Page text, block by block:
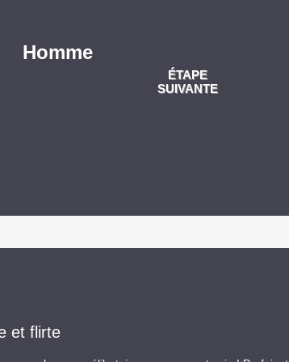
Homme
ÉTAPE
SUIVANTE
et flirte